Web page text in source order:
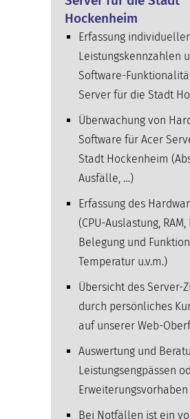
Hockenheim
Erfassung individueller
Leistungskennzahlen
Software-
Server für die Stadt
Überwachung von
Software für Acer
Stadt Hockenheim
Ausfälle, …)
Erfassung des
(CPU-Auslastung, RAM,
Belegung und
Temperatur u.v.m.)
Übersicht des Server-
durch persönliches
auf unserer Web-
Auswertung und
Leistungsengpässen
Erweiterungsvorhaben
Bei Notfällen ist ein